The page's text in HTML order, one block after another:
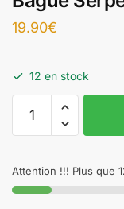
19.90€
12 en stock
Attention !!! Plus que